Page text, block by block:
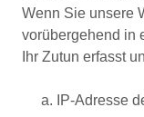
Wenn Sie unsere
vorübergehend in
Ihr Zutun erfasst
a. IP-Adresse